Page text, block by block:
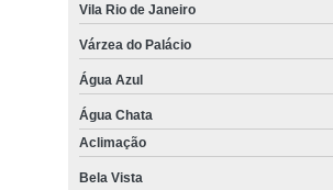
Vila Rio de Janeiro
Várzea do Palácio
Água Azul
Água Chata
Aclimação
Bela Vista